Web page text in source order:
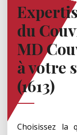
du
MD
à votre
(1613)
Choisissez la